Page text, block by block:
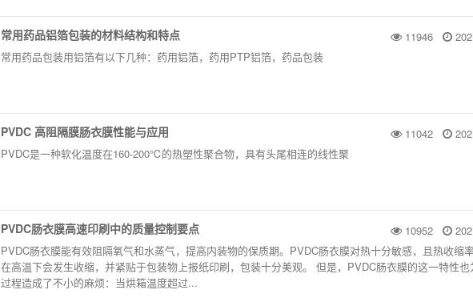
11946
常用药品铝箔​包装的材料结构和特点
常用药品包装用铝箔有以下几种：药用铝箔，药用PTP铝箔，药品包装
11042
PVDC 高阻隔膜肠衣膜性能与应用
PVDC是一种软化温度在160-200℃的热塑性聚合物，具有头尾相连的线性聚
10952
PVDC肠衣膜高速印刷中的质量控制要点
PVDC肠衣膜能有效阻隔氧气和水蒸气，提高内装物的保质期。PVDC肠衣膜对热十分敏感，且热收缩率
在高温下会发生收缩，并紧贴于包装物上报纸印刷，包装十分美观。 但是，PVDC肠衣膜的这一特性也
过程造成了不小的麻烦：当烘箱温度超过...